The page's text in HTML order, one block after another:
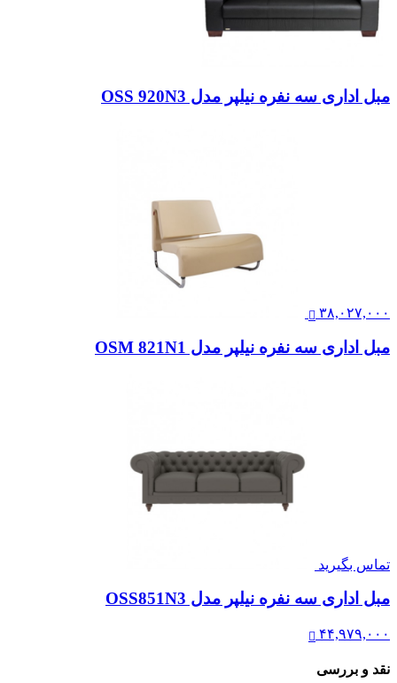
مبل اداری سه نفره نیلپر مدل OSS 920N3
۳۸,۰۲۷,۰۰۰
مبل اداری سه نفره نیلپر مدل OSM 821N1
تماس بگیرید
مبل اداری سه نفره نیلپر مدل OSS851N3
۴۴,۹۷۹,۰۰۰
نقد و بررسی